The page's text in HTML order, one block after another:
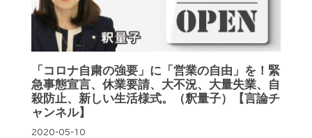
「コロナ自粛の強要」に「営業の自由」を！緊
急事態宣言、休業要請、大不況、大量失業、自
殺防止、新しい生活様式。（釈量子）【言論チ
ャンネル】
2020-05-10